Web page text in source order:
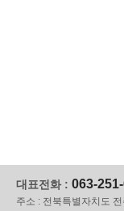
대표전화 : 063-
주소 : 전북특별자치도